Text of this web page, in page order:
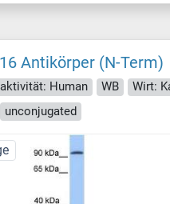
Antikörper (N-Term)
Human WB
Wirt:
unconjugated